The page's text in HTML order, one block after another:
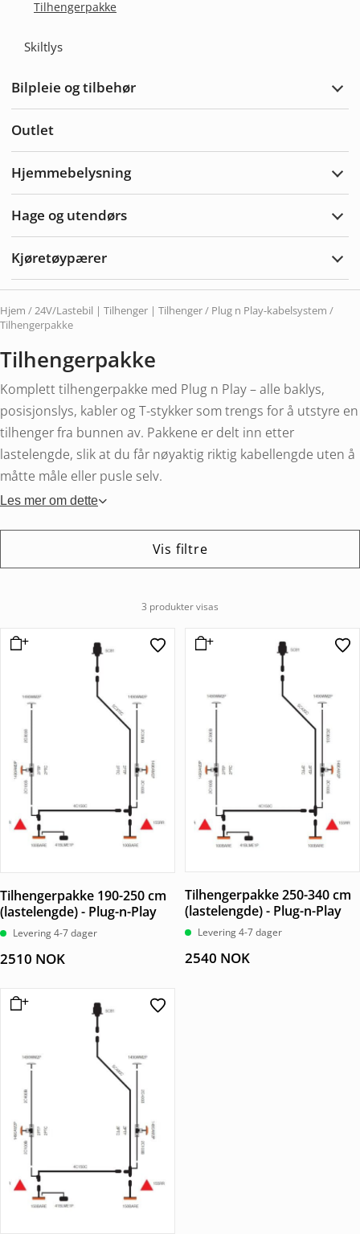
Tilhengerpakke
Skiltlys
Bilpleie og tilbehør
Utvid
Outlet
Hjemmebelysning
Utvid
Hage og utendørs
Utvid
Kjøretøypærer
Utvid
Hjem /24V/Lastebil | Tilhenger | Tilhenger/ Plug n Play-kabelsystem /
Tilhengerpakke
Tilhengerpakke
Komplett tilhengerpakke med Plug n Play – alle baklys,
posisjonslys, kabler og T-stykker som trengs for å utstyre en
tilhenger fra bunnen av. Pakkene er delt inn etter
lastelengde, slik at du får nøyaktig riktig kabellengde uten å
måtte måle eller pusle selv.
Les mer om dette
Vis filtre
3 produkter visas
Tilhengerpakke 190-250 cm
(lastelengde) - Plug-n-Play
Levering 4-7 dager
2510 NOK
Tilhengerpakke 250-340 cm
(lastelengde) - Plug-n-Play
Levering 4-7 dager
2540 NOK